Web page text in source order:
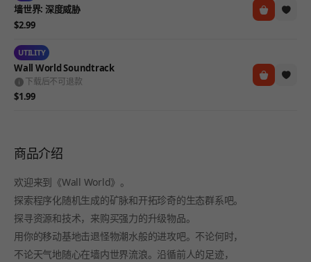
墙世界: 深度威胁
$2.99
UTILITY
Wall World Soundtrack
下载后不可退款
$1.99
商品介绍
欢迎来到《Wall World》。
探索程序化随机生成的矿脉和开拓珍奇的生态群系吧。
探寻资源和技术，来购买强力的升级物品。
用你的移动基地击退怪物潮水般的进攻吧。不论何时，
不论天气地随心在墙内世界流浪。沿循前人的足迹，